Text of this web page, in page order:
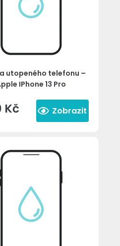
utopeného telefonu –
IPhone 13 Pro
Kč Zobrazit